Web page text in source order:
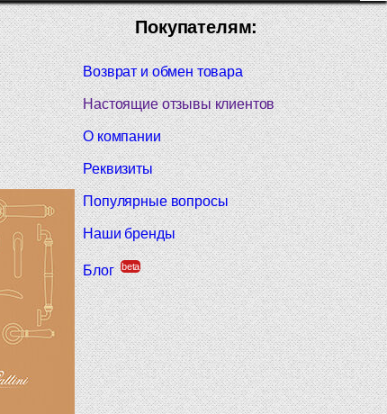
Покупателям:
Возврат и обмен товара
Настоящие отзывы клиентов
О компании
Реквизиты
Популярные вопросы
Наши бренды
Блог beta